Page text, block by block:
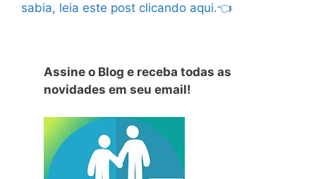
sabia, leia este post clicando aqui.👈
Assine o Blog e receba todas as
novidades em seu email!